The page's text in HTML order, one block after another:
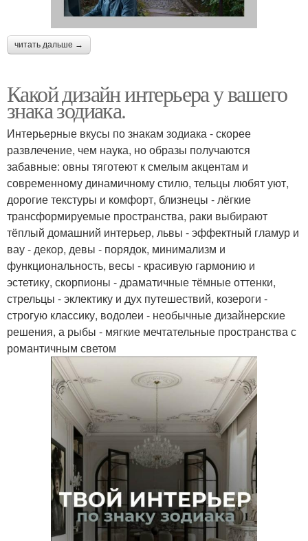
читать дальше →
Какой дизайн интерьера у вашего
знака зодиака.
Интерьерные вкусы по знакам зодиака - скорее
развлечение, чем наука, но образы получаются
забавные: овны тяготеют к смелым акцентам и
современному динамичному стилю, тельцы любят уют,
дорогие текстуры и комфорт, близнецы - лёгкие
трансформируемые пространства, раки выбирают
тёплый домашний интерьер, львы - эффектный гламур и
вау - декор, девы - порядок, минимализм и
функциональность, весы - красивую гармонию и
эстетику, скорпионы - драматичные тёмные оттенки,
стрельцы - эклектику и дух путешествий, козероги -
строгую классику, водолеи - необычные дизайнерские
решения, а рыбы - мягкие мечтательные пространства с
романтичным светом